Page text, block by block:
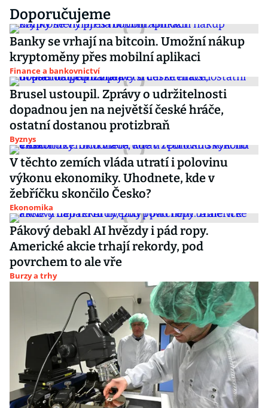
Doporučujeme
Banky se vrhají na bitcoin. Umožní nákup
kryptoměny přes mobilní aplikaci
Finance a bankovnictví
Brusel ustoupil. Zprávy o udržitelnosti
dopadnou jen na největší české hráče,
ostatní dostanou protizbraň
Byznys
V těchto zemích vláda utratí i polovinu
výkonu ekonomiky. Uhodnete, kde v
žebříčku skončilo Česko?
Ekonomika
Pákový debakl AI hvězdy i pád ropy.
Americké akcie trhají rekordy, pod
povrchem to ale vře
Burzy a trhy